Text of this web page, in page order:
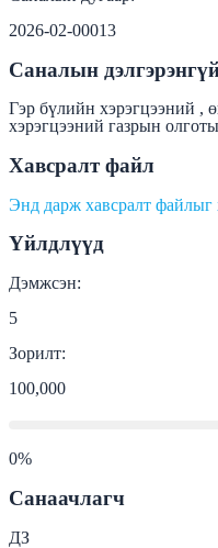
2026-02-00013
Саналын
Гэр бүлийн хэрэгцээний ,
хэрэгцээний газрын
Хавсралт файл
Энд дарж хавсралт файлыг
Үйлдлүүд
Дэмжсэн:
5
Зорилт:
100,000
0%
Санаачлагч
ДЗ